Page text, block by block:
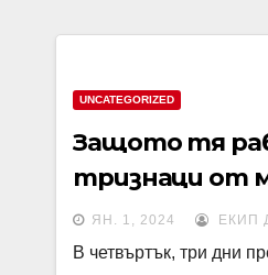
UNCATEGORIZED
Защото тя
тризнаци от
ЯН. 1, 2024 ЕКИП
В четвъртък, три дни